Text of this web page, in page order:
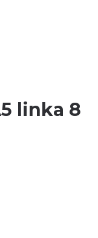
linka 8